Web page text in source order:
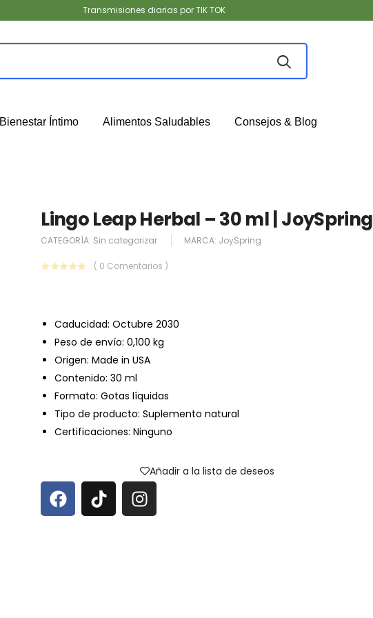
Transmisiones diarias por TIK TOK
Bienestar Íntimo Alimentos Saludables Consejos & Blog
Lingo Leap Herbal – 30 ml | JoySpring
CATEGORÍA: Sin categorizar MARCA: JoySpring
( 0 Comentarios )
Caducidad: Octubre 2030
Peso de envío: 0,100 kg
Origen: Made in USA
Contenido: 30 ml
Formato: Gotas líquidas
Tipo de producto: Suplemento natural
Certificaciones: Ninguno
Añadir a la lista de deseos